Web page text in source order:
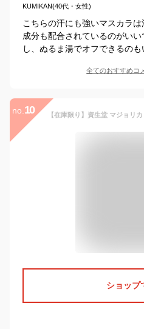
KUMIKAN(40代・女性)
こちらの汗にも強いマスカラ
成分も配合されているのがい
し、ぬるま湯でオフできるのも
全てのおすすめコ
no. 10
ショップ